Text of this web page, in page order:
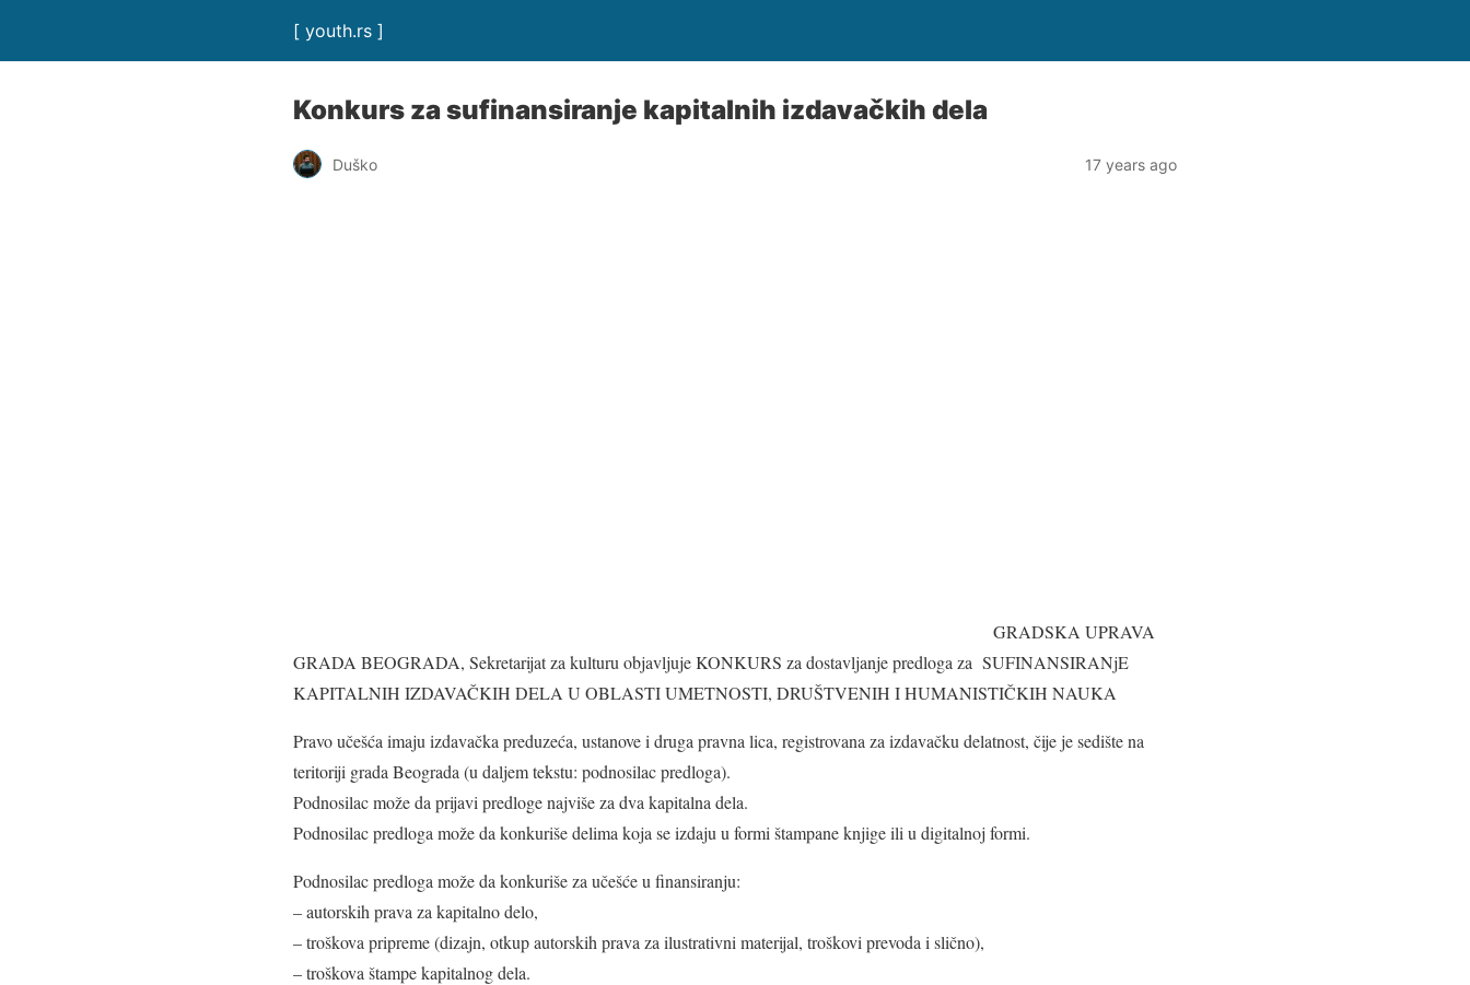
[ youth.rs ]
Konkurs za sufinansiranje kapitalnih izdavačkih dela
Duško 17 years ago
GRADSKA UPRAVA
GRADA BEOGRADA, Sekretarijat za kulturu objavljuje KONKURS za dostavljanje predloga za SUFINANSIRANjE
KAPITALNIH IZDAVAČKIH DELA U OBLASTI UMETNOSTI, DRUŠTVENIH I HUMANISTIČKIH NAUKA
Pravo učešća imaju izdavačka preduzeća, ustanove i druga pravna lica, registrovana za izdavačku delatnost, čije je sedište na
teritoriji grada Beograda (u daljem tekstu: podnosilac predloga).
Podnosilac može da prijavi predloge najviše za dva kapitalna dela.
Podnosilac predloga može da konkuriše delima koja se izdaju u formi štampane knjige ili u digitalnoj formi.
Podnosilac predloga može da konkuriše za učešće u finansiranju:
– autorskih prava za kapitalno delo,
– troškova pripreme (dizajn, otkup autorskih prava za ilustrativni materijal, troškovi prevoda i slično),
– troškova štampe kapitalnog dela.